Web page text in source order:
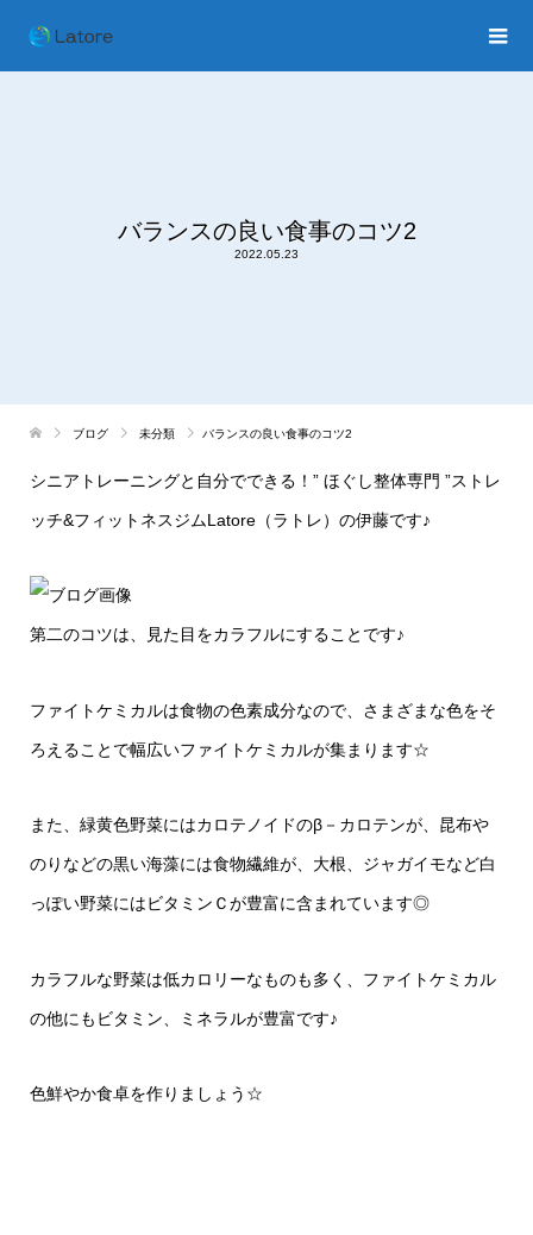
バランスの良い食事のコツ2
2022.05.23
ブログ 未分類 バランスの良い食事のコツ2
シニアトレーニングと自分でできる！ ” ほぐし整体専門 ”ストレ
ッチ&フィットネスジムLatore（ラトレ）の伊藤です♪
第二のコツは、見た目をカラフルにすることです♪
ファイトケミカルは食物の色素成分なので、さまざまな色をそ
ろえることで幅広いファイトケミカルが集まります☆
また、緑黄色野菜にはカロテノイドのβ－カロテンが、昆布や
のりなどの黒い海藻には食物繊維が、大根、ジャガイモなど白
っぽい野菜にはビタミンＣが豊富に含まれています◎
カラフルな野菜は低カロリーなものも多く、ファイトケミカル
の他にもビタミン、ミネラルが豊富です♪
色鮮やか食卓を作りましょう☆